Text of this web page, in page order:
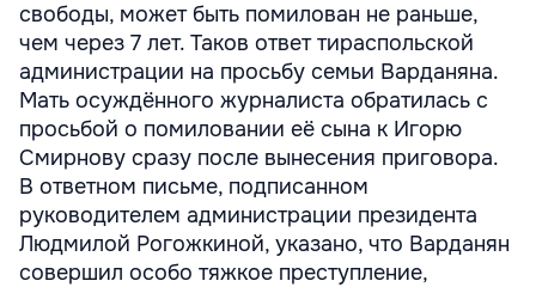
свободы, может быть помилован не раньше,
чем через 7 лет. Таков ответ тираспольской
администрации на просьбу семьи Варданяна.
Мать осуждённого журналиста обратилась с
просьбой о помиловании её сына к Игорю
Смирнову сразу после вынесения приговора.
В ответном письме, подписанном
руководителем администрации президента
Людмилой Рогожкиной, указано, что Варданян
совершил особо тяжкое преступление,